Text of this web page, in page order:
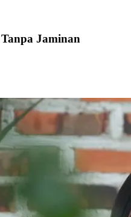
Jaminan